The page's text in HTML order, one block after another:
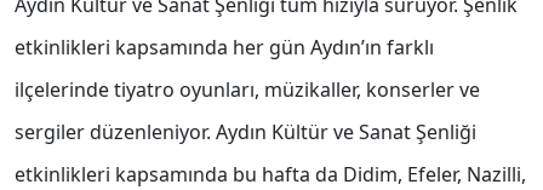
etkinlikleri kapsamında her gün Aydın’ın farklı
ilçelerinde tiyatro oyunları, müzikaller, konserler ve
sergiler düzenleniyor. Aydın Kültür ve Sanat Şenliği
etkinlikleri kapsamında bu hafta da Didim, Efeler, Nazilli,